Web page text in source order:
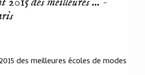
des meilleures écoles de modes